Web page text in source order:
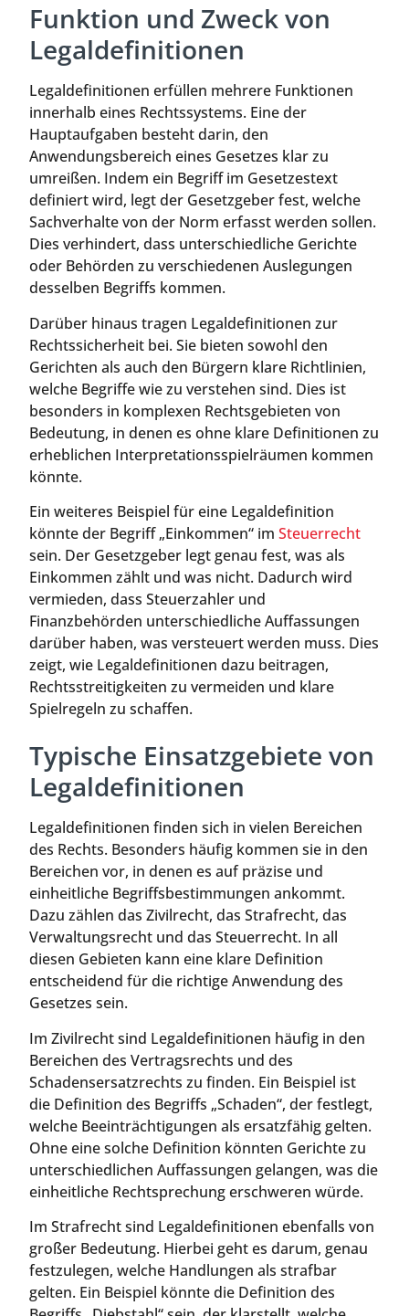
Funktion und Zweck von
Legaldefinitionen
Legaldefinitionen erfüllen mehrere Funktionen
innerhalb eines Rechtssystems. Eine der
Hauptaufgaben besteht darin, den
Anwendungsbereich eines Gesetzes klar zu
umreißen. Indem ein Begriff im Gesetzestext
definiert wird, legt der Gesetzgeber fest, welche
Sachverhalte von der Norm erfasst werden sollen.
Dies verhindert, dass unterschiedliche Gerichte
oder Behörden zu verschiedenen Auslegungen
desselben Begriffs kommen.
Darüber hinaus tragen Legaldefinitionen zur
Rechtssicherheit bei. Sie bieten sowohl den
Gerichten als auch den Bürgern klare Richtlinien,
welche Begriffe wie zu verstehen sind. Dies ist
besonders in komplexen Rechtsgebieten von
Bedeutung, in denen es ohne klare Definitionen zu
erheblichen Interpretationsspielräumen kommen
könnte.
Ein weiteres Beispiel für eine Legaldefinition
könnte der Begriff „Einkommen“ im Steuerrecht
sein. Der Gesetzgeber legt genau fest, was als
Einkommen zählt und was nicht. Dadurch wird
vermieden, dass Steuerzahler und
Finanzbehörden unterschiedliche Auffassungen
darüber haben, was versteuert werden muss. Dies
zeigt, wie Legaldefinitionen dazu beitragen,
Rechtsstreitigkeiten zu vermeiden und klare
Spielregeln zu schaffen.
Typische Einsatzgebiete von
Legaldefinitionen
Legaldefinitionen finden sich in vielen Bereichen
des Rechts. Besonders häufig kommen sie in den
Bereichen vor, in denen es auf präzise und
einheitliche Begriffsbestimmungen ankommt.
Dazu zählen das Zivilrecht, das Strafrecht, das
Verwaltungsrecht und das Steuerrecht. In all
diesen Gebieten kann eine klare Definition
entscheidend für die richtige Anwendung des
Gesetzes sein.
Im Zivilrecht sind Legaldefinitionen häufig in den
Bereichen des Vertragsrechts und des
Schadensersatzrechts zu finden. Ein Beispiel ist
die Definition des Begriffs „Schaden“, der festlegt,
welche Beeinträchtigungen als ersatzfähig gelten.
Ohne eine solche Definition könnten Gerichte zu
unterschiedlichen Auffassungen gelangen, was die
einheitliche Rechtsprechung erschweren würde.
Im Strafrecht sind Legaldefinitionen ebenfalls von
großer Bedeutung. Hierbei geht es darum, genau
festzulegen, welche Handlungen als strafbar
gelten. Ein Beispiel könnte die Definition des